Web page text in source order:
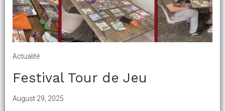
Actualité
Festival Tour de Jeu
August 29, 2025